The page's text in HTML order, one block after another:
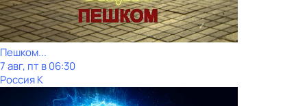
Пешком...
7 авг, пт в 06:30
Россия К